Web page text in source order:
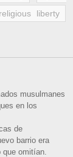
religious liberty
musulmanes
en los
de
barrio era
que omitían.